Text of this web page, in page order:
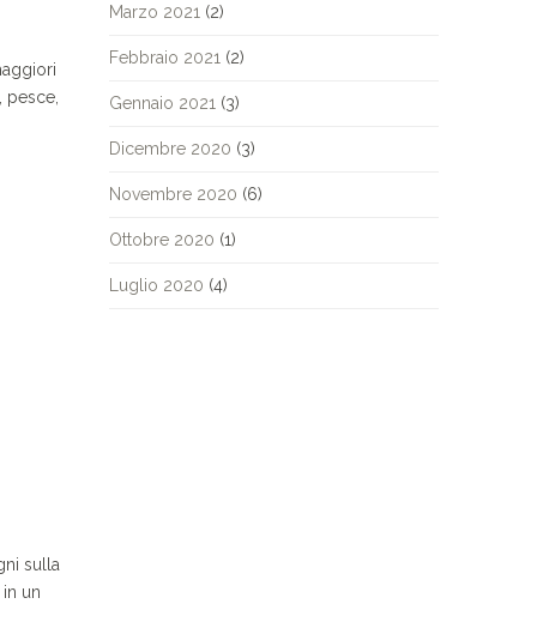
pesce,
sulla
un
Marzo 2021 (2)
Febbraio 2021 (2)
Gennaio 2021 (3)
Dicembre 2020 (3)
Novembre 2020 (6)
Ottobre 2020 (1)
Luglio 2020 (4)